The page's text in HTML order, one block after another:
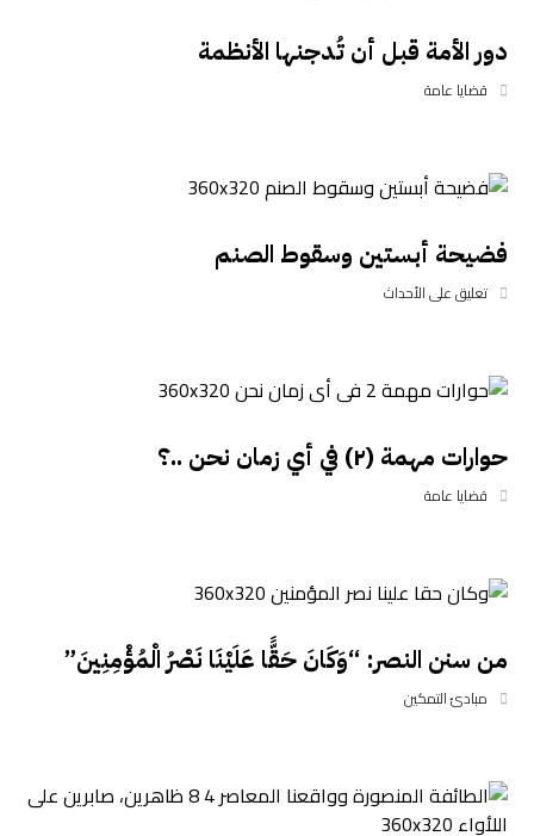
دور الأمة قبل أن تُدجنها الأنظمة
قضايا عامة
فضيحة أبستين وسقوط الصنم
تعليق على الأحداث
حوارات مهمة (٢) في أي زمان نحن ..؟
قضايا عامة
من سنن النصر: “وَكَانَ حَقًّا عَلَيْنَا نَصْرُ الْمُؤْمِنِينَ”
مبادئ التمكين